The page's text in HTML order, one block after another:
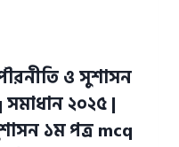
ও সুশাসন
সমাধান ২০২৫ |
১ম পত্র mcq